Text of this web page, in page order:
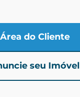
Área do Cliente
seu Imóvel